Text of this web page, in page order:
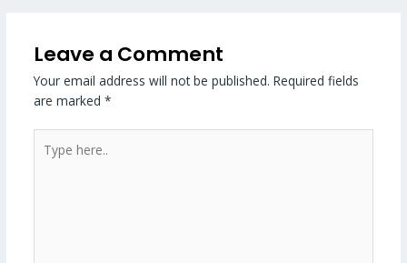
Leave a Comment
Your email address will not be published. Required fields
are marked *
here..